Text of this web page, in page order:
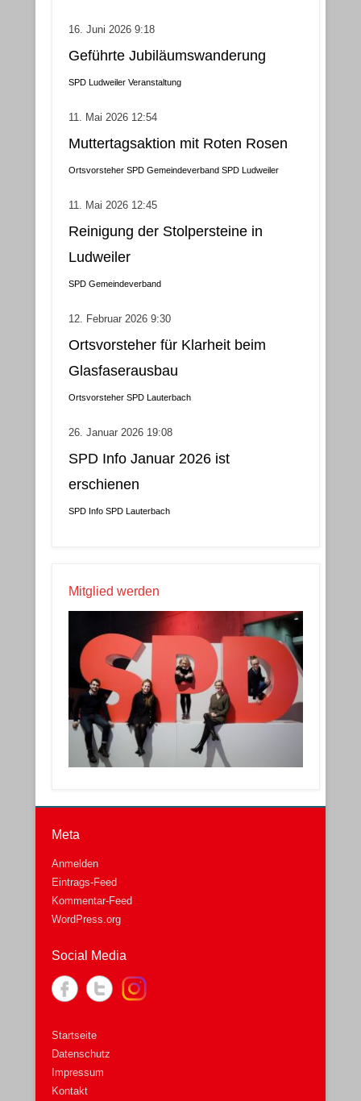
16. Juni 2026 9:18
Geführte Jubiläumswanderung
SPD Ludweiler Veranstaltung
11. Mai 2026 12:54
Muttertagsaktion mit Roten Rosen
Ortsvorsteher SPD Gemeindeverband SPD Ludweiler
11. Mai 2026 12:45
Reinigung der Stolpersteine in
Ludweiler
SPD Gemeindeverband
12. Februar 2026 9:30
Ortsvorsteher für Klarheit beim
Glasfaserausbau
Ortsvorsteher SPD Lauterbach
26. Januar 2026 19:08
SPD Info Januar 2026 ist
erschienen
SPD Info SPD Lauterbach
Mitglied werden
Meta
Anmelden
Eintrags-Feed
Kommentar-Feed
WordPress.org
Social Media
Startseite
Datenschutz
Impressum
Kontakt